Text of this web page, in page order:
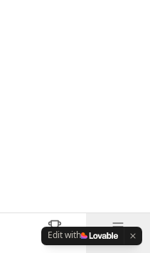
স্কোর আরও
Edit with